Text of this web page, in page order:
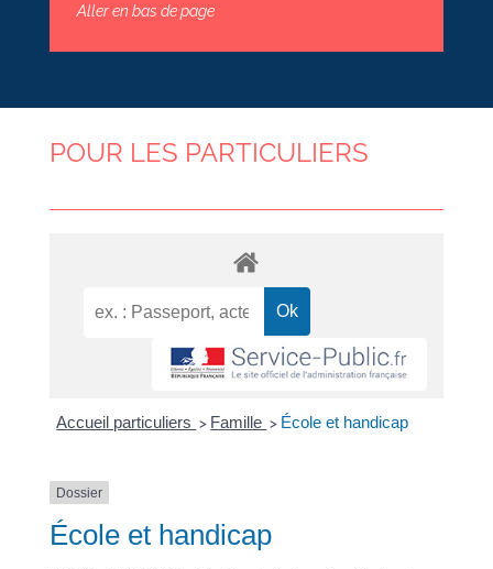
Aller en bas de page
POUR LES PARTICULIERS
Accueil particuliers > Famille > École et handicap
Dossier
École et handicap